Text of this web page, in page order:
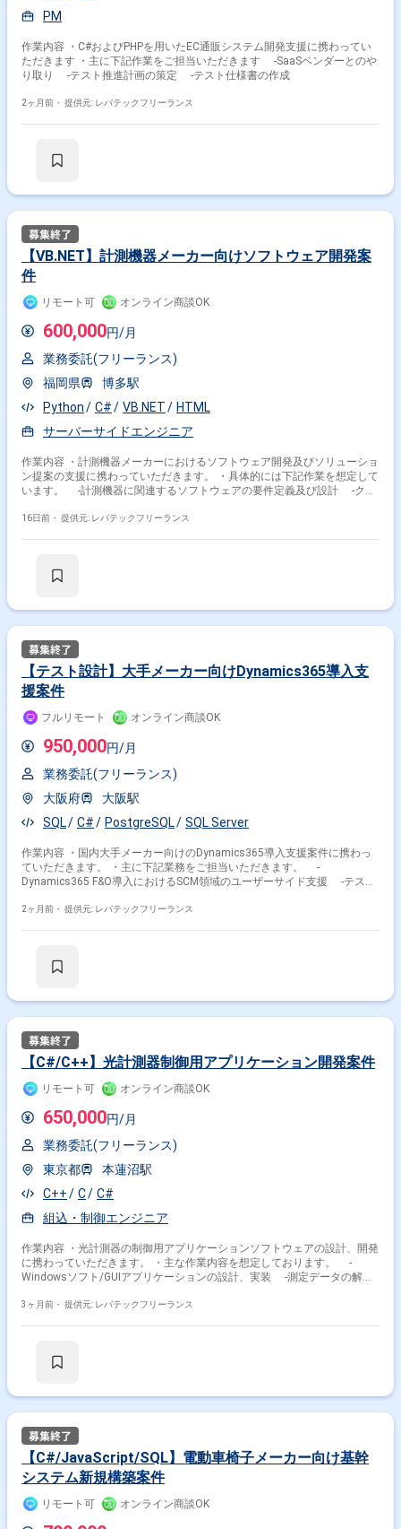
PM
作業内容 ・C#およびPHPを用いたEC通販システム開発支援に携わってい
ただきます ・主に下記作業をご担当いただきます -SaaSベンダーとのや
り取り -テスト推進計画の策定 -テスト仕様書の作成
2ヶ月前・ 提供元: レバテックフリーランス
【VB.NET】計測機器メーカー向けソフトウェア開発案
件
リモート可 オンライン商談OK
600,000円/月
業務委託(フリーランス)
福岡県
博多駅
Python
C# VB.NET
HTML
サーバーサイドエンジニア
作業内容 ・計測機器メーカーにおけるソフトウェア開発及びソリューショ
ン提案の支援に携わっていただきます。 ・具体的には下記作業を想定して
います。 -計測機器に関連するソフトウェアの要件定義及び設計 -クラ
び実装
16日前・ 提供元: レバテックフリーランス
【テスト設計】大手メーカー向けDynamics365導入支
援案件
フルリモート オンライン商談OK
950,000円/月
業務委託(フリーランス)
大阪府
大阪駅
SQL
C# PostgreSQL SQL Server
作業内容 ・国内大手メーカー向けのDynamics365導入支援案件に携わっ
ていただきます。 ・主に下記業務をご担当いただきます。 -
Dynamics365 F&O導入におけるSCM領域のユーザーサイド支援 -テスト
機能との連携対応支援
2ヶ月前・ 提供元: レバテックフリーランス
【C#/C++】光計測器制御用アプリケーション開発案件
リモート可 オンライン商談OK
650,000円/月
業務委託(フリーランス)
東京都
本蓮沼駅
C++
C
C#
組込・制御エンジニア
作業内容 ・光計測器の制御用アプリケーションソフトウェアの設計、開発
に携わっていただきます。 ・主な作業内容を想定しております。 -
Windowsソフト/GUIアプリケーションの設計、実装 -測定データの解
活用した測定支援機能の開発 -製品出荷前や生産工程に使用する検査装
3ヶ月前・ 提供元: レバテックフリーランス
【C#/JavaScript/SQL】電動車椅子メーカー向け基幹
システム新規構築案件
リモート可 オンライン商談OK